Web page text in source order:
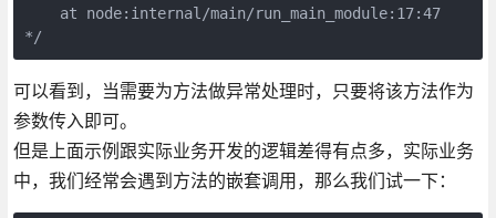
    at node:internal/main/run_main_module:17:47
*/
可以看到，当需要为方法做异常处理时，只要将该方法作为
参数传入即可。
但是上面示例跟实际业务开发的逻辑差得有点多，实际业务
中，我们经常会遇到方法的嵌套调用，那么我们试一下：